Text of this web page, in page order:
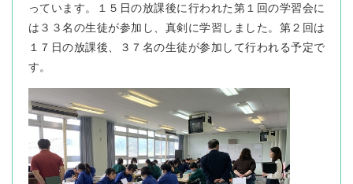
っています。１５日の放課後に行われた第１回の学習会に
は３３名の生徒が参加し、真剣に学習しました。第２回は
１７日の放課後、３７名の生徒が参加して行われる予定で
す。